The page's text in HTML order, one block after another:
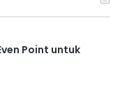
Point untuk